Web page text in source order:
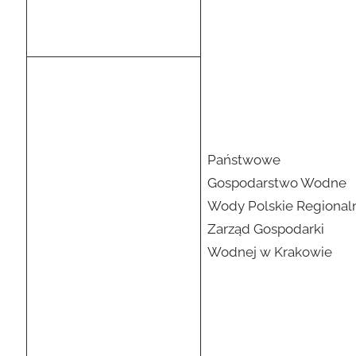
Państwowe
Gospodarstwo Wodne
Wody Polskie
Zarząd Gospodarki
Wodnej w Krakowie